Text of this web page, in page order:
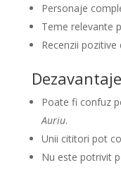
Personaje
Teme relevante
Recenzii
Dezavantaje
Poate fi confuz
Auriu.
Unii cititori pot
Nu este potrivit